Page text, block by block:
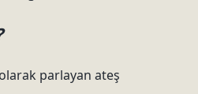
parlayan ateş